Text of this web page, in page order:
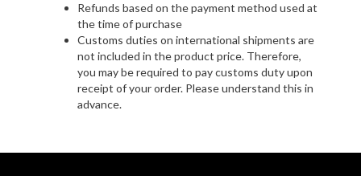
Refunds based on the payment method used at
the time of purchase
Customs duties on international shipments are
not included in the product price. Therefore,
you may be required to pay customs duty upon
receipt of your order. Please understand this in
advance.